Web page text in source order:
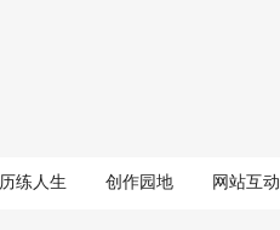
历练人生 创作园地 网站互动